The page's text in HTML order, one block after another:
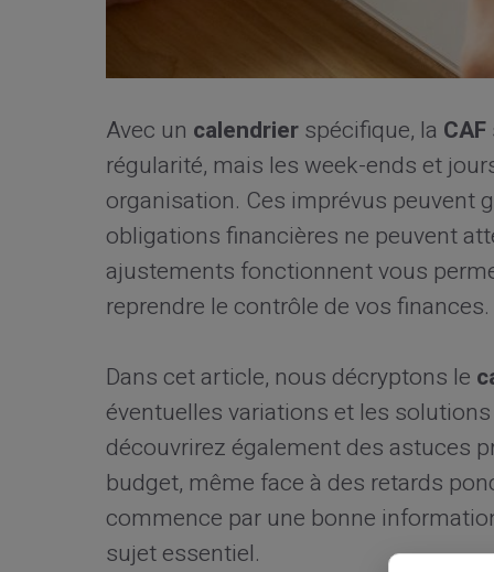
Avec un calendrierspécifique, la CAF
régularité, mais les week-ends et
organisation. Ces imprévus peuvent
obligations financières ne peuvent
ajustements fonctionnent vous
reprendre le contrôle de vos finances.
Dans cet article, nous décryptons le
éventuelles variations et les
découvrirez également des astuces
budget, même face à des retards
commence par une bonne
sujet essentiel.